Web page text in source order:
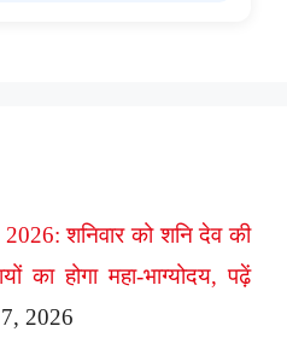
शनिवार को शनि देव की
का होगा महा-भाग्योदय, पढ़ें
2026